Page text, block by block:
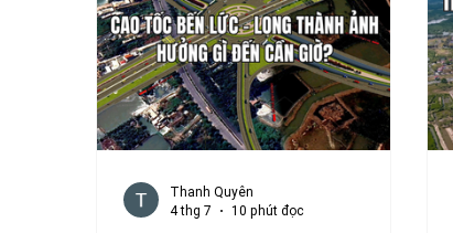
như tiềm năng của công trình này. Dự
án cầu - hầm vượt biển Cần Giờ - Vũng
Tàu đang được triển
Thanh Quyên
4 thg 7
10 phút đọc